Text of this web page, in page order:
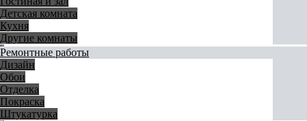
Детская комната
Кухня
Другие комнаты
Ремонтные работы
Дизайн
Обои
Отделка
Покраска
Штукатурка